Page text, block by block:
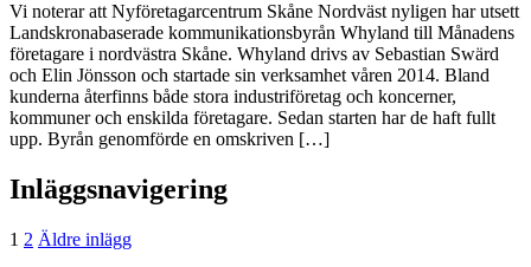
Vi noterar att Nyföretagarcentrum Skåne Nordväst nyligen har utsett
Landskronabaserade kommunikationsbyrån Whyland till Månadens
företagare i nordvästra Skåne. Whyland drivs av Sebastian Swärd
och Elin Jönsson och startade sin verksamhet våren 2014. Bland
kunderna återfinns både stora industriföretag och koncerner,
kommuner och enskilda företagare. Sedan starten har de haft fullt
upp. Byrån genomförde en omskriven […]
Inläggsnavigering
1 2 Äldre inlägg